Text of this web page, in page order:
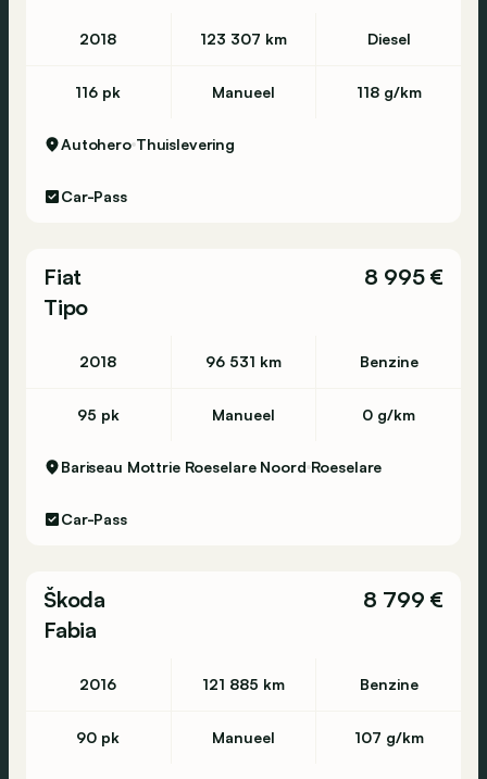
2018 123 307 km Diesel
116 pk Manueel 118 g/km
Autohero Thuislevering
Car-Pass
Fiat
Tipo
8 995 €
2018 96 531 km Benzine
95 pk Manueel 0 g/km
Bariseau Mottrie Roeselare Noord Roeselare
Car-Pass
Škoda
Fabia
8 799 €
2016 121 885 km Benzine
90 pk Manueel 107 g/km